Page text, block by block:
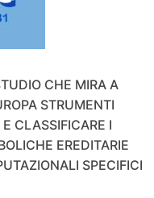
CHE MIRA A
STRUMENTI
CLASSIFICARE I
EREDITARIE
SPECIFICI